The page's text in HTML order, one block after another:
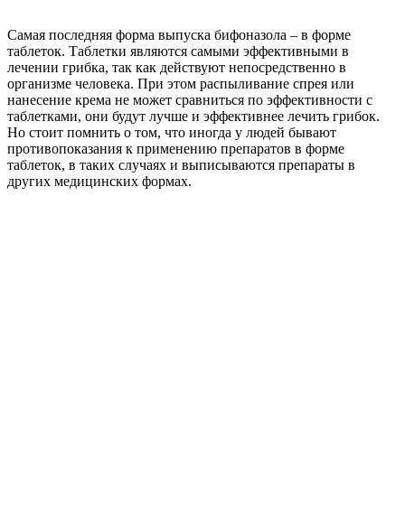
Самая последняя форма выпуска бифоназола – в форме
таблеток. Таблетки являются самыми эффективными в
лечении грибка, так как действуют непосредственно в
организме человека. При этом распыливание спрея или
нанесение крема не может сравниться по эффективности с
таблетками, они будут лучше и эффективнее лечить грибок.
Но стоит помнить о том, что иногда у людей бывают
противопоказания к применению препаратов в форме
таблеток, в таких случаях и выписываются препараты в
других медицинских формах.